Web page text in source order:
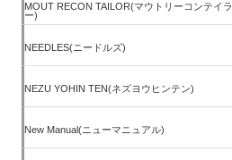
MOUT RECON TAILOR(マウトリーコンテイラ
ー)
NEEDLES(ニードルズ)
NEZU YOHIN TEN(ネズヨウヒンテン)
New Manual(ニューマニュアル)